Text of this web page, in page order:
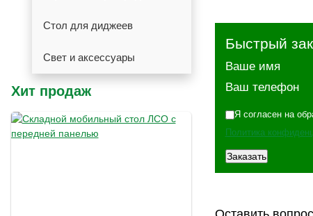
Стол для диджеев
Свет и аксессуары
Хит продаж
Быстрый
Ваше имя
Ваш телефон
Я согласен на
Политика